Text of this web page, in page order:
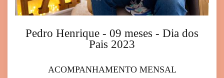
Pedro Henrique - 09 meses - Dia dos
Pais 2023
ACOMPANHAMENTO MENSAL